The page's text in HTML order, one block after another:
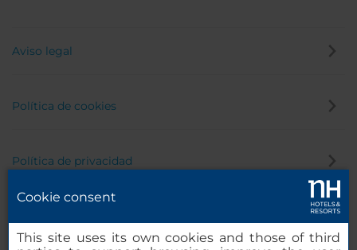
Aviso legal
Política de cookies
Política de privacidad
Cookie consent
This site uses its own cookies and those of third